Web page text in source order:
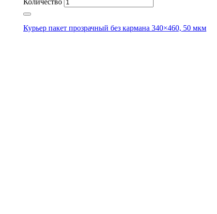
Курьер пакет прозрачный без кармана 340×460, 50 мкм